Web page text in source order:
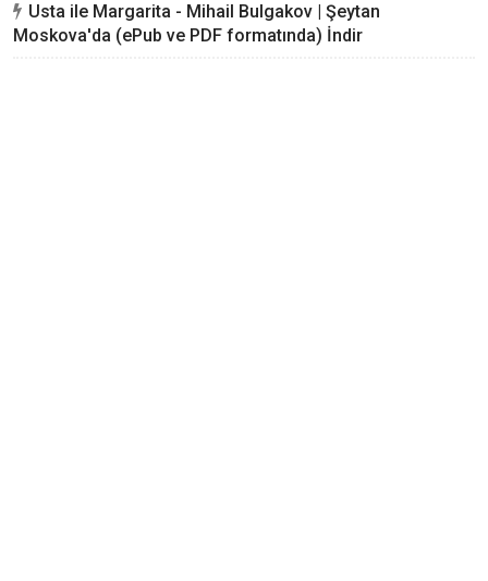
Usta ile Margarita - Mihail Bulgakov | Şeytan
Moskova'da (ePub ve PDF formatında) İndir